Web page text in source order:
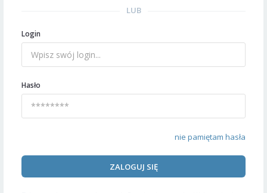
LUB
Login
Hasło
nie pamiętam hasła
ZALOGUJ SIĘ